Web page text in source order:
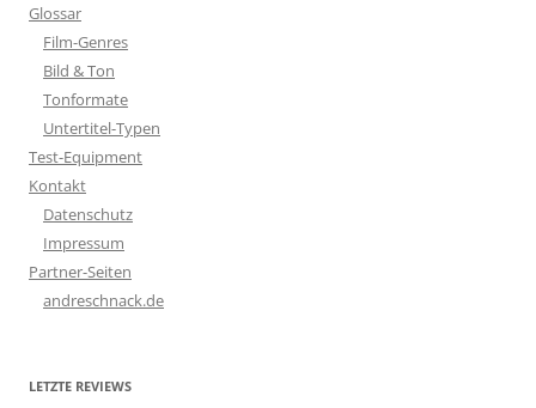
Glossar
Film-Genres
Bild & Ton
Tonformate
Untertitel-Typen
Test-Equipment
Kontakt
Datenschutz
Impressum
Partner-Seiten
andreschnack.de
LETZTE REVIEWS